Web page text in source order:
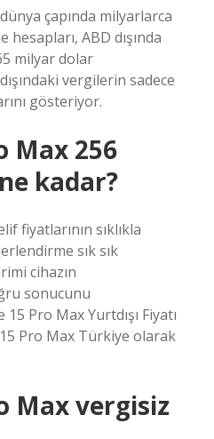
çapında milyarlarca
hesapları, ABD dışında
milyar dolar
vergilerin sadece
gösteriyor.
Max 256
kadar?
fiyatlarının sıklıkla
sık sık
cihazın
sonucunu
Pro Max Yurtdışı Fiyatı
Pro Max Türkiye olarak
Max vergisiz